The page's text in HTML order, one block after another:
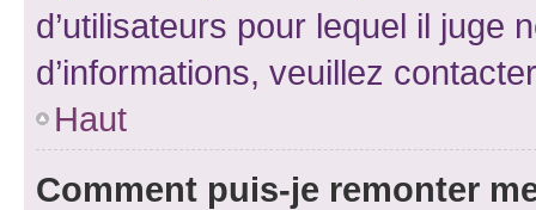
d’utilisateurs pour lequel il juge
d’informations, veuillez
Haut
Comment puis-je remonter